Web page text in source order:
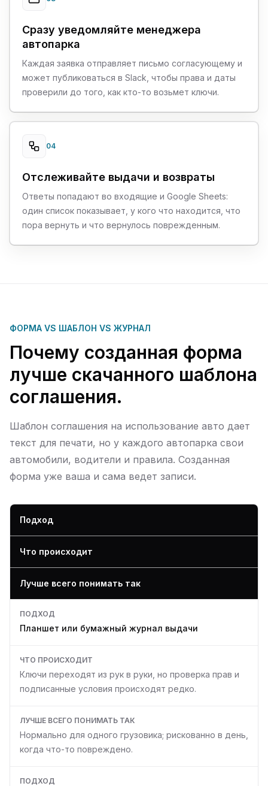
Сразу уведомляйте менеджера
автопарка
Каждая заявка отправляет письмо согласующему и
может публиковаться в Slack, чтобы права и даты
проверили до того, как кто-то возьмет ключи.
04
Отслеживайте выдачи и возвраты
Ответы попадают во входящие и Google Sheets:
один список показывает, у кого что находится, что
пора вернуть и что вернулось поврежденным.
ФОРМА VS ШАБЛОН VS ЖУРНАЛ
Почему созданная форма
лучше скачанного шаблона
соглашения.
Шаблон соглашения на использование авто дает
текст для печати, но у каждого автопарка свои
автомобили, водители и правила. Созданная
форма уже ваша и сама ведет записи.
Подход
Что происходит
Лучше всего понимать так
ПОДХОД
Планшет или бумажный журнал выдачи
ЧТО ПРОИСХОДИТ
Ключи переходят из рук в руки, но проверка прав и
подписанные условия происходят редко.
ЛУЧШЕ ВСЕГО ПОНИМАТЬ ТАК
Нормально для одного грузовика; рискованно в день,
когда что-то повреждено.
ПОДХОД